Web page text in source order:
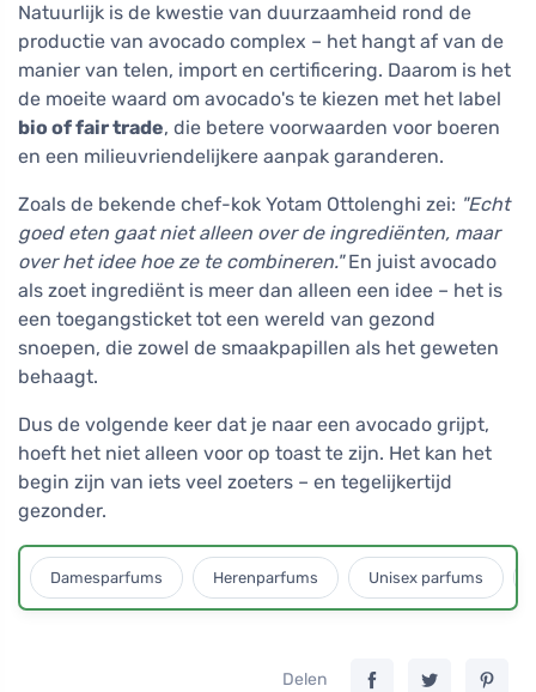
Natuurlijk is de kwestie van duurzaamheid rond de
productie van avocado complex – het hangt af van de
manier van telen, import en certificering. Daarom is het
de moeite waard om avocado's te kiezen met het label
bio of fair trade, die betere voorwaarden voor boeren
en een milieuvriendelijkere aanpak garanderen.
Zoals de bekende chef-kok Yotam Ottolenghi zei: "Echt
goed eten gaat niet alleen over de ingrediënten, maar
over het idee hoe ze te combineren."En juist avocado
als zoet ingrediënt is meer dan alleen een idee – het is
een toegangsticket tot een wereld van gezond
snoepen, die zowel de smaakpapillen als het geweten
behaagt.
Dus de volgende keer dat je naar een avocado grijpt,
hoeft het niet alleen voor op toast te zijn. Het kan het
begin zijn van iets veel zoeters – en tegelijkertijd
gezonder.
Damesparfums Herenparfums Unisex parfums
Delen